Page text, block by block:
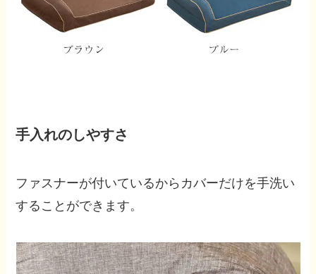
手入れのしやすさ
ファスナーが付いているからカバーだけを手洗い
することができます。